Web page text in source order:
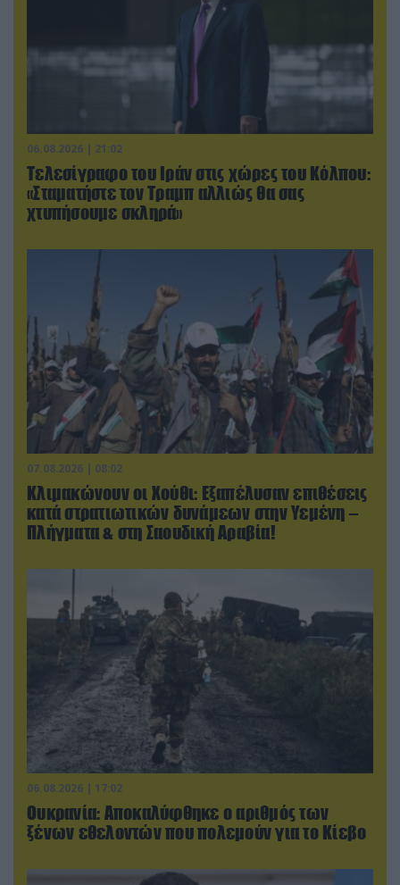
06.08.2026 | 21:02
Τελεσίγραφο του Ιράν στις χώρες του Κόλπου:
«Σταματήστε τον Τραμπ αλλιώς θα σας
χτυπήσουμε σκληρά»
07.08.2026 | 08:02
Κλιμακώνουν οι Χούθι: Eξαπέλυσαν επιθέσεις
κατά στρατιωτικών δυνάμεων στην Υεμένη –
Πλήγματα & στη Σαουδική Αραβία!
06.08.2026 | 17:02
Ουκρανία: Αποκαλύφθηκε ο αριθμός των
ξένων εθελοντών που πολεμούν για το Κίεβο